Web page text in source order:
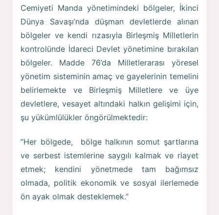
Cemiyeti Manda yönetimindeki bölgeler, İkinci
Dünya Savaşı’nda düşman devletlerde alınan
bölgeler ve kendi rızasıyla Birleşmiş Milletlerin
kontrolünde İdareci Devlet yönetimine bırakılan
bölgeler. Madde 76’da Milletlerarası yöresel
yönetim sisteminin amaç ve gayelerinin temelini
belirlemekte ve Birleşmiş Milletlere ve üye
devletlere, vesayet altındaki halkın gelişimi için,
şu yükümlülükler öngörülmektedir:
“Her bölgede, bölge halkının somut şartlarına
ve serbest istemlerine saygılı kalmak ve riayet
etmek; kendini yönetmede tam bağımsız
olmada, politik ekonomik ve sosyal ilerlemede
ön ayak olmak desteklemek.”